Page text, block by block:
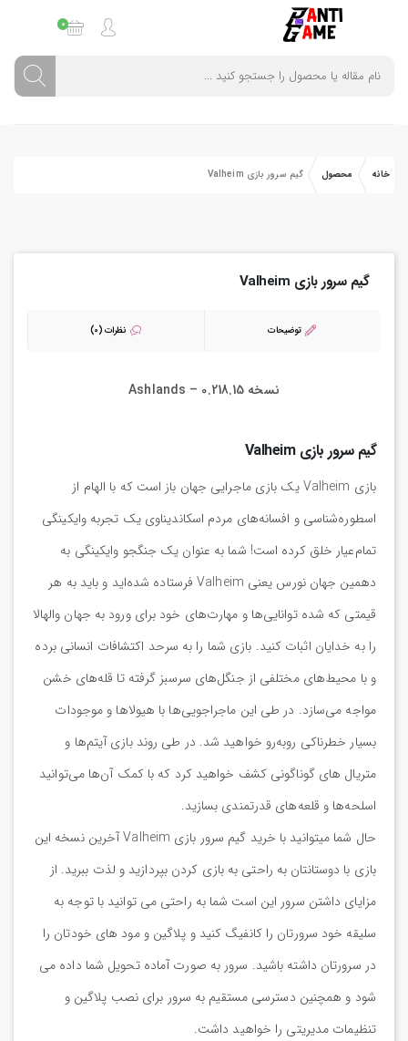
0
خانه محصول گیم سرور بازی Valheim
گیم سرور بازی Valheim
توضیحات نظرات (0)
نسخه 0.218.15 – Ashlands
گیم سرور بازی Valheim
بازی Valheim یک بازی ماجرایی جهان باز است که با الهام از
اسطوره‌شناسی و افسانه‌های مردم اسکاندیناوی یک تجربه وایکینگی
تمام‌عیار خلق کرده است! شما به عنوان یک جنگجو وایکینگی به
دهمین جهان نورس یعنی Valheim فرستاده شده‌اید و باید به هر
قیمتی که شده توانایی‌ها و مهارت‌های خود برای ورود به جهان والهالا
را به خدایان اثبات کنید. بازی شما را به سرحد اکتشافات انسانی برده
و با محیط‌های مختلفی از جنگل‌های سرسبز گرفته تا قله‌های خشن
مواجه می‌سازد. در طی این ماجراجویی‌ها با هیولاها و موجودات
بسیار خطرناکی روبه‌رو خواهید شد. در طی روند بازی آیتم‌ها و
متریال های گوناگونی کشف خواهید کرد که با کمک آن‌ها می‌توانید
اسلحه‌ها و قلعه‌های قدرتمندی بسازید.
حال شما میتوانید با خرید گیم سرور بازی Valheim آخرین نسخه این
بازی با دوستانتان به راحتی به بازی کردن بپردازید و لذت ببرید. از
مزایای داشتن سرور این است شما به راحتی می توانید با توجه به
سلیقه خود سرورتان را کانفیگ کنید و پلاگین و مود های خودتان را
در سرورتان داشته باشید. سرور به صورت آماده تحویل شما داده می
شود و همچنین دسترسی مستقیم به سرور برای نصب پلاگین و
تنظیمات مدیریتی را خواهید داشت.